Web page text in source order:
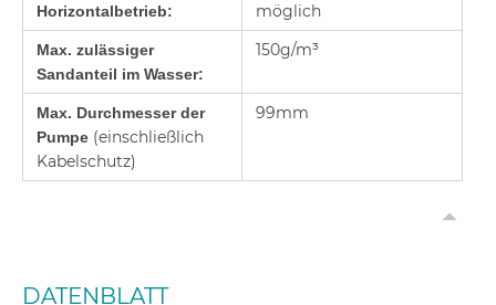
Horizontalbetrieb: möglich
Max. zulässiger
Sandanteil im Wasser:
150g/m³
Max. Durchmesser der
Pumpe (einschließlich
Kabelschutz)
99mm
DATENBLATT